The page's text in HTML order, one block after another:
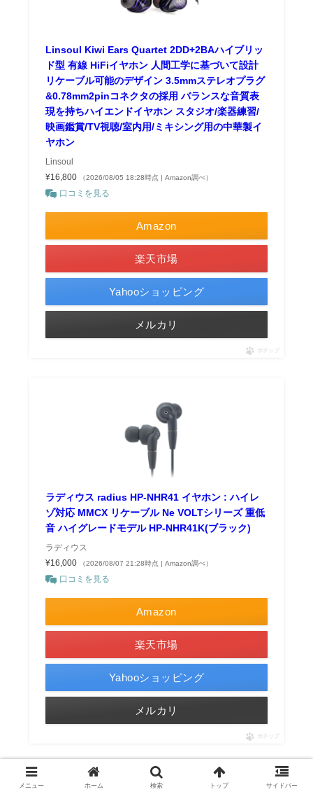
Linsoul Kiwi Ears Quartet 2DD+2BAハイブリッ
ド型 有線 HiFiイヤホン 人間工学に基づいて設計
リケーブル可能のデザイン 3.5mmステレオプラグ
&0.78mm2pinコネクタの採用 バランスな音質表
現を持ちハイエンドイヤホン スタジオ/楽器練習/
映画鑑賞/TV視聴/室内用/ミキシング用の中華製イ
ヤホン
Linsoul
¥16,800
（2026/08/05 18:28時点 | Amazon調べ）
口コミを見る
Amazon
楽天市場
Yahooショッピング
メルカリ
ポチップ
ラディウス radius HP-NHR41 イヤホン : ハイレ
ゾ対応 MMCX リケーブル Ne VOLTシリーズ 重低
音 ハイグレードモデル HP-NHR41K(ブラック)
ラディウス
¥16,000
（2026/08/07 21:28時点 | Amazon調べ）
口コミを見る
Amazon
楽天市場
Yahooショッピング
メルカリ
ポチップ
メニュー ホーム 検索 トップ サイドバー